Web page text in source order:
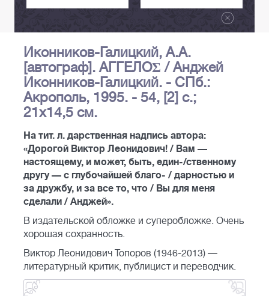
Иконников-Галицкий, А.А.
[автограф]. АГГЕЛОΣ / Анджей
Иконников-Галицкий. - СПб.:
Акрополь, 1995. - 54, [2] с.;
21х14,5 см.
На тит. л. дарственная надпись автора:
«Дорогой Виктор Леонидович! / Вам —
настоящему, и может, быть, един-/ственному
другу — с глубочайшей благо- / дарностью и
за дружбу, и за все то, что / Вы для меня
сделали / Анджей».
В издательской обложке и суперобложке. Очень
хорошая сохранность.
Виктор Леонидович Топоров (1946-2013) —
литературный критик, публицист и переводчик.